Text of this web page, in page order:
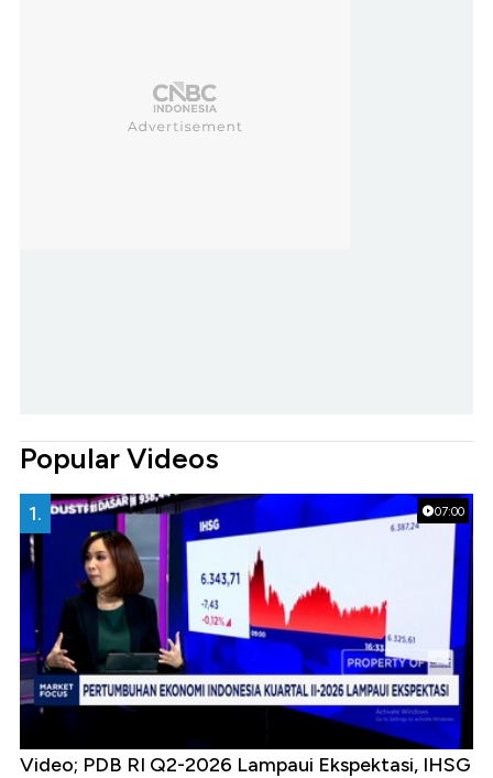
Popular Videos
07:00
1.
Video; PDB RI Q2-2026 Lampaui Ekspektasi, IHSG